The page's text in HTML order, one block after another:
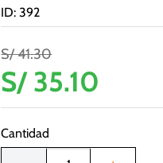
ID:392
S/ 35.10
S/41.30
Cantidad